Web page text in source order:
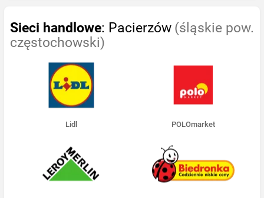
Sieci handlowe: Pacierzów (śląskie pow.
częstochowski)
Lidl POLOmarket